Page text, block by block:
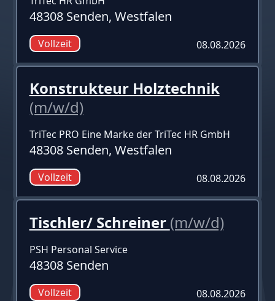
48308 Senden, Westfalen
Vollzeit 08.08.2026
Konstrukteur Holztechnik
(m/w/d)
TriTec PRO Eine Marke der TriTec HR GmbH
48308 Senden, Westfalen
Vollzeit 08.08.2026
Tischler/ Schreiner (m/w/d)
PSH Personal Service
48308 Senden
Vollzeit 08.08.2026